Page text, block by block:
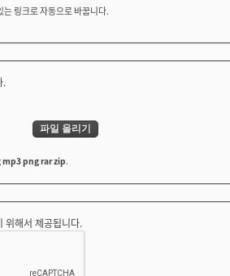
링크로 자동으로 바꿉니다.
.
png rar zip.
위해서 제공됩니다.